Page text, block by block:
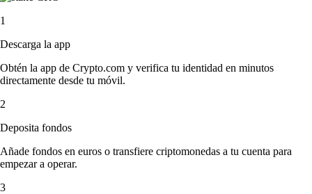
1
Descarga la app
Obtén la app de Crypto.com y verifica tu identidad en minutos
directamente desde tu móvil.
2
Deposita fondos
Añade fondos en euros o transfiere criptomonedas a tu cuenta para
empezar a operar.
3